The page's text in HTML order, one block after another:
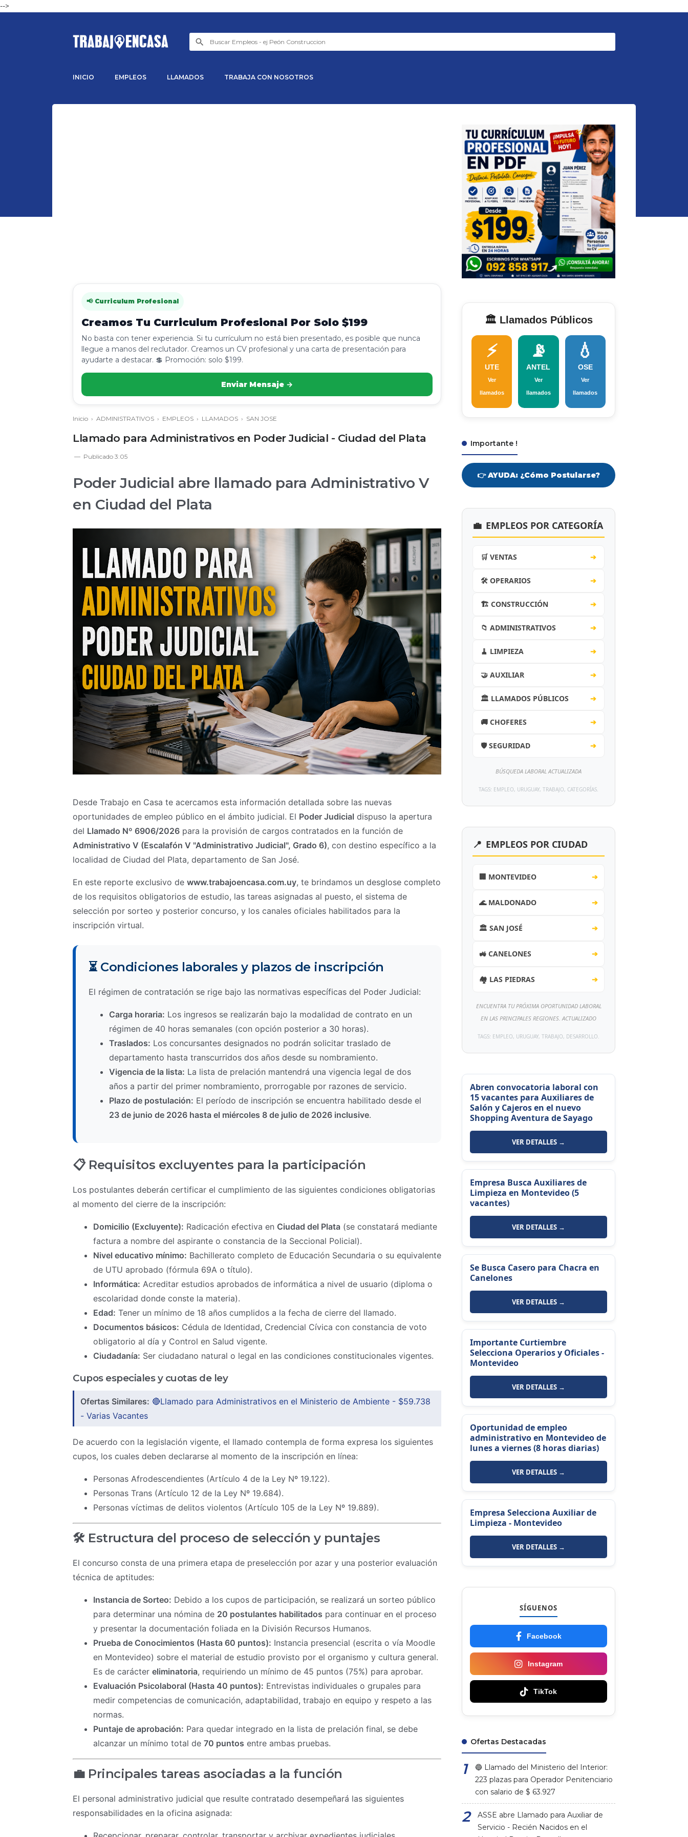
-->
INICIO EMPLEOS LLAMADOS TRABAJA CON NOSOTROS
📢 Curriculum Profesional
Creamos Tu Curriculum Profesional Por Solo $199
No basta con tener experiencia. Si tu currículum no está bien presentado, es posible que nunca
llegue a manos del reclutador. Creamos un CV profesional y una carta de presentación para
ayudarte a destacar. 💲 Promoción: solo $199.
Enviar Mensaje →
Inicio › ADMINISTRATIVOS › EMPLEOS › LLAMADOS › SAN JOSE
Llamado para Administrativos en Poder Judicial - Ciudad del Plata
Publicado 3:05
Poder Judicial abre llamado para Administrativo V
en Ciudad del Plata
Desde Trabajo en Casa te acercamos esta información detallada sobre las nuevas
oportunidades de empleo público en el ámbito judicial. El Poder Judicial dispuso la apertura
del Llamado Nº 6906/2026 para la provisión de cargos contratados en la función de
Administrativo V (Escalafón V "Administrativo Judicial", Grado 6), con destino específico a la
localidad de Ciudad del Plata, departamento de San José.
En este reporte exclusivo de www.trabajoencasa.com.uy, te brindamos un desglose completo
de los requisitos obligatorios de estudio, las tareas asignadas al puesto, el sistema de
selección por sorteo y posterior concurso, y los canales oficiales habilitados para la
inscripción virtual.
⏳ Condiciones laborales y plazos de inscripción
El régimen de contratación se rige bajo las normativas específicas del Poder Judicial:
Carga horaria: Los ingresos se realizarán bajo la modalidad de contrato en un
régimen de 40 horas semanales (con opción posterior a 30 horas).
Traslados: Los concursantes designados no podrán solicitar traslado de
departamento hasta transcurridos dos años desde su nombramiento.
Vigencia de la lista: La lista de prelación mantendrá una vigencia legal de dos
años a partir del primer nombramiento, prorrogable por razones de servicio.
Plazo de postulación: El período de inscripción se encuentra habilitado desde el
23 de junio de 2026 hasta el miércoles 8 de julio de 2026 inclusive.
📋 Requisitos excluyentes para la participación
Los postulantes deberán certificar el cumplimiento de las siguientes condiciones obligatorias
al momento del cierre de la inscripción:
Domicilio (Excluyente): Radicación efectiva en Ciudad del Plata (se constatará mediante
factura a nombre del aspirante o constancia de la Seccional Policial).
Nivel educativo mínimo: Bachillerato completo de Educación Secundaria o su equivalente
de UTU aprobado (fórmula 69A o título).
Informática: Acreditar estudios aprobados de informática a nivel de usuario (diploma o
escolaridad donde conste la materia).
Edad: Tener un mínimo de 18 años cumplidos a la fecha de cierre del llamado.
Documentos básicos: Cédula de Identidad, Credencial Cívica con constancia de voto
obligatorio al día y Control en Salud vigente.
Ciudadanía: Ser ciudadano natural o legal en las condiciones constitucionales vigentes.
Cupos especiales y cuotas de ley
Ofertas Similares: 🔴Llamado para Administrativos en el Ministerio de Ambiente - $59.738
- Varias Vacantes
De acuerdo con la legislación vigente, el llamado contempla de forma expresa los siguientes
cupos, los cuales deben declararse al momento de la inscripción en línea:
Personas Afrodescendientes (Artículo 4 de la Ley Nº 19.122).
Personas Trans (Artículo 12 de la Ley Nº 19.684).
Personas víctimas de delitos violentos (Artículo 105 de la Ley Nº 19.889).
🛠️ Estructura del proceso de selección y puntajes
El concurso consta de una primera etapa de preselección por azar y una posterior evaluación
técnica de aptitudes:
Instancia de Sorteo: Debido a los cupos de participación, se realizará un sorteo público
para determinar una nómina de 20 postulantes habilitados para continuar en el proceso
y presentar la documentación foliada en la División Recursos Humanos.
Prueba de Conocimientos (Hasta 60 puntos): Instancia presencial (escrita o vía Moodle
en Montevideo) sobre el material de estudio provisto por el organismo y cultura general.
Es de carácter eliminatoria, requiriendo un mínimo de 45 puntos (75%) para aprobar.
Evaluación Psicolaboral (Hasta 40 puntos): Entrevistas individuales o grupales para
medir competencias de comunicación, adaptabilidad, trabajo en equipo y respeto a las
normas.
Puntaje de aprobación: Para quedar integrado en la lista de prelación final, se debe
alcanzar un mínimo total de 70 puntos entre ambas pruebas.
💼 Principales tareas asociadas a la función
El personal administrativo judicial que resulte contratado desempeñará las siguientes
responsabilidades en la oficina asignada:
🏛️ Llamados Públicos
⚡
UTE
Ver
llamados
📡
ANTEL
Ver
llamados
💧
OSE
Ver
llamados
Importante !
👉 AYUDA: ¿Cómo Postularse?
💼 EMPLEOS POR CATEGORÍA
🛒 VENTAS ➔
🛠️ OPERARIOS ➔
🏗️ CONSTRUCCIÓN ➔
📁 ADMINISTRATIVOS ➔
🧹 LIMPIEZA ➔
🤝 AUXILIAR ➔
🏛️ LLAMADOS PÚBLICOS ➔
🚚 CHOFERES ➔
🛡️ SEGURIDAD ➔
BÚSQUEDA LABORAL ACTUALIZADA
TAGS: EMPLEO, URUGUAY, TRABAJO, CATEGORÍAS.
📍 EMPLEOS POR CIUDAD
🏢 MONTEVIDEO ➔
🌊 MALDONADO ➔
🏛️ SAN JOSÉ ➔
🚜 CANELONES ➔
🏘️ LAS PIEDRAS ➔
ENCUENTRA TU PRÓXIMA OPORTUNIDAD LABORAL
EN LAS PRINCIPALES REGIONES. ACTUALIZADO
TAGS: EMPLEO, URUGUAY, TRABAJO, DESARROLLO.
Abren convocatoria laboral con
15 vacantes para Auxiliares de
Salón y Cajeros en el nuevo
Shopping Aventura de Sayago
VER DETALLES →
Empresa Busca Auxiliares de
Limpieza en Montevideo (5
vacantes)
VER DETALLES →
Se Busca Casero para Chacra en
Canelones
VER DETALLES →
Importante Curtiembre
Selecciona Operarios y Oficiales -
Montevideo
VER DETALLES →
Oportunidad de empleo
administrativo en Montevideo de
lunes a viernes (8 horas diarias)
VER DETALLES →
Empresa Selecciona Auxiliar de
Limpieza - Montevideo
VER DETALLES →
SÍGUENOS
Facebook
Instagram
TikTok
Ofertas Destacadas
🔵 Llamado del Ministerio del Interior:
223 plazas para Operador Penitenciario
con salario de $ 63.927
ASSE abre Llamado para Auxiliar de
Servicio - Recién Nacidos en el